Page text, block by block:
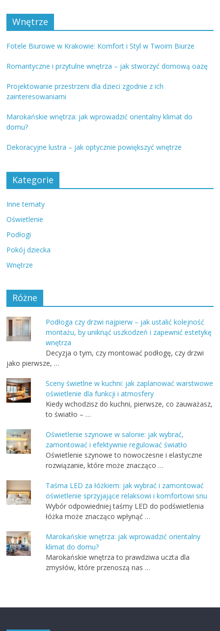
Wnętrze
Fotele Biurowe w Krakowie: Komfort i Styl w Twoim Biurze
Romantyczne i przytulne wnętrza – jak stworzyć domową oazę
Projektowanie przestrzeni dla dzieci zgodnie z ich
zainteresowaniami
Marokańskie wnętrza: jak wprowadzić orientalny klimat do
domu?
Dekoracyjne lustra – jak optycznie powiększyć wnętrze
Kategorie
Inne tematy
Oświetlenie
Podłogi
Pokój dziecka
Wnętrze
Różne
Podłoga czy drzwi najpierw – jak ustalić kolejność
montażu, by uniknąć uszkodzeń i zapewnić estetykę
wnętrza
Decyzja o tym, czy montować podłogę, czy drzwi
jako pierwsze, …
Sceny świetlne w kuchni: jak zaplanować warstwowe
oświetlenie dla funkcji i atmosfery
Kiedy wchodzisz do kuchni, pierwsze, co zauważasz,
to światło – …
Oświetlenie szynowe w salonie: jak wybrać,
zamontować i efektywnie regulować światło
Oświetlenie szynowe to nowoczesne i elastyczne
rozwiązanie, które może znacząco …
Taśma LED za łóżkiem: jak wybrać i zamontować
oświetlenie sprzyjające relaksowi i komfortowi snu
Wybór odpowiedniej taśmy LED do podświetlenia
łóżka może znacząco wpłynąć …
Marokańskie wnętrza: jak wprowadzić orientalny
klimat do domu?
Marokańskie wnętrza to prawdziwa uczta dla
zmysłów, które przenoszą nas …